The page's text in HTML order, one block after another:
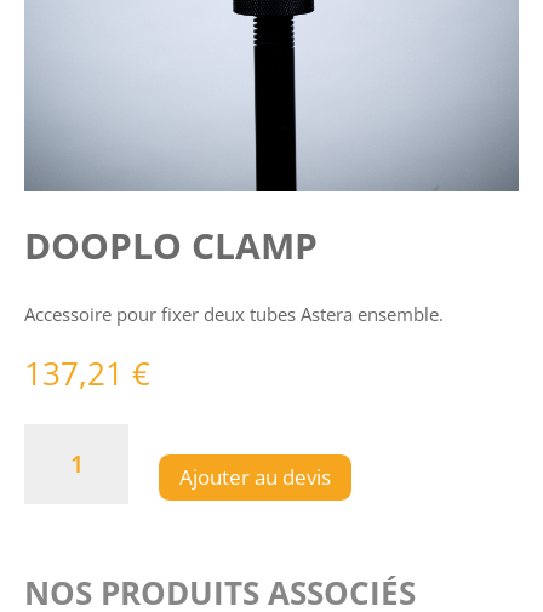
DOOPLO CLAMP
Accessoire pour fixer deux tubes Astera ensemble.
137,21 €
Ajouter au devis
NOS PRODUITS ASSOCIÉS